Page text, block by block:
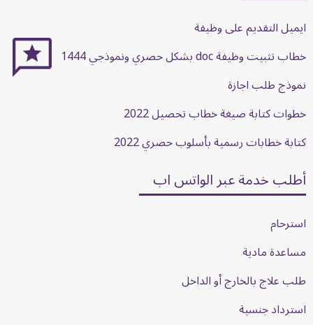
ايميل التقديم على وظيفة
خطاب تثبيت وظيفة doc بشكل حصري ونموذجي 1444
نموذج طلب اجازة
خطوات كتابة صيغة خطاب تحصيل 2022
كتابة خطابات رسمية بأسلوب حصري 2022
أطلب خدمة عبر الواتس اب
استرحام
مساعدة مادية
طلب علاج بالخارج أو الداخل
استرداد جنسية